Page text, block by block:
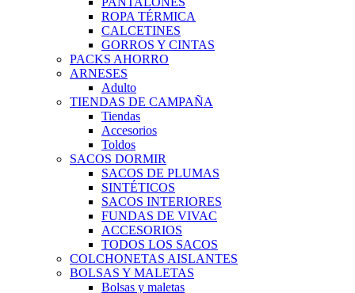
ROPA TÉRMICA
CALCETINES
GORROS Y CINTAS
PACKS AHORRO
ARNESES
Adulto
TIENDAS DE CAMPAÑA
Tiendas
Accesorios
Toldos
SACOS DORMIR
SACOS DE PLUMAS
SINTÉTICOS
SACOS INTERIORES
FUNDAS DE VIVAC
ACCESORIOS
TODOS LOS SACOS
COLCHONETAS AISLANTES
BOLSAS Y MALETAS
Bolsas y maletas